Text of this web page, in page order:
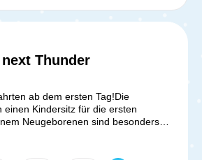
Thunder
ab dem ersten Tag!Die
einen Kindersitz für die ersten
Neugeborenen sind besonders
Sicherheit als auch Komfort bietet.